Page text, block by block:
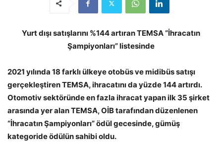
Yurt dışı satışlarını %144 artıran TEMSA “İhracatın
Şampiyonları” listesinde
2021 yılında 18 farklı ülkeye otobüs ve midibüs satışı
gerçekleştiren TEMSA, ihracatını da yüzde 144 artırdı.
Otomotiv sektöründe en fazla ihracat yapan ilk 35 şirket
arasında yer alan TEMSA, OİB tarafından düzenlenen
“İhracatın Şampiyonları” ödül gecesinde, gümüş
kategoride ödülün sahibi oldu.